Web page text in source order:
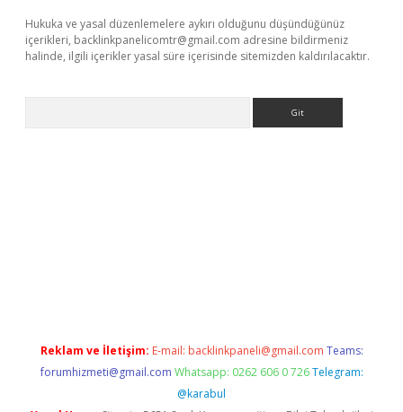
Hukuka ve yasal düzenlemelere aykırı olduğunu düşündüğünüz
içerikleri, backlinkpanelicomtr@gmail.com adresine bildirmeniz
halinde, ilgili içerikler yasal süre içerisinde sitemizden kaldırılacaktır.
Reklam ve İletişim: E-mail: backlinkpaneli@gmail.com Teams:
forumhizmeti@gmail.com Whatsapp: 0262 606 0 726 Telegram:
@karabul